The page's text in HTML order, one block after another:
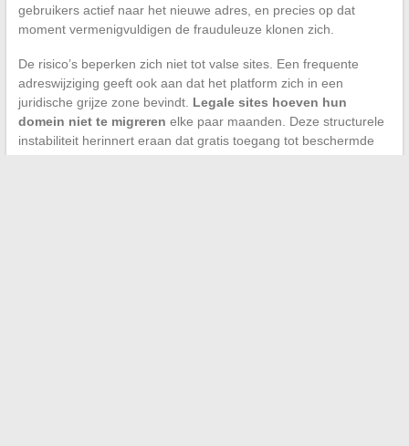
gebruikers actief naar het nieuwe adres, en precies op dat
moment vermenigvuldigen de frauduleuze klonen zich.
De risico’s beperken zich niet tot valse sites. Een frequente
adreswijziging geeft ook aan dat het platform zich in een
juridische grijze zone bevindt. Legale sites hoeven hun
domein niet te migreren elke paar maanden. Deze structurele
instabiliteit herinnert eraan dat gratis toegang tot beschermde